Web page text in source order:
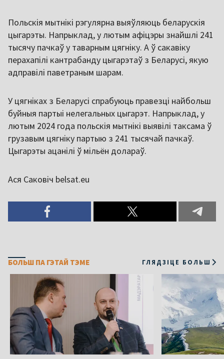
Польскія мытнікі рэгулярна выяўляюць беларускія
цыгарэты. Напрыклад, у лютым афіцэры знайшлі 241
тысячу пачкаў у таварным цягніку. А ў сакавіку
перахапілі кантрабанду цыгарэтаў з Беларусі, якую
адправілі паветраным шарам.
У цягніках з Беларусі спрабуюць правезці найбольш
буйныя партыі нелегальных цыгарэт. Напрыклад, у
лютым 2024 года польскія мытнікі выявілі таксама ў
грузавым цягніку партыю з 241 тысячай пачкаў.
Цыгарэты ацанілі ў мільён долараў.
Ася Саковіч belsat.eu
БОЛЬШ ПА ГЭТАЙ ТЭМЕ ГЛЯДЗІЦЕ БОЛЬШ